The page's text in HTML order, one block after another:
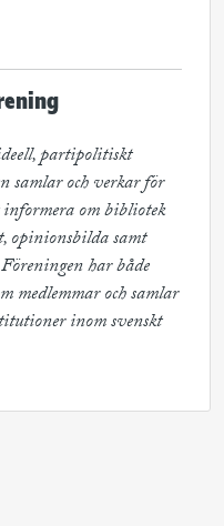
partipolitiskt
samlar och verkar för
om bibliotek
opinionsbilda samt
har både
medlemmar och samlar
inom svenskt